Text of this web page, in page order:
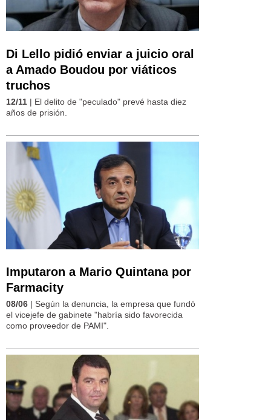
Di Lello pidió enviar a juicio oral
a Amado Boudou por viáticos
truchos
12/11 | El delito de "peculado" prevé hasta diez
años de prisión.
Imputaron a Mario Quintana por
Farmacity
08/06 | Según la denuncia, la empresa que fundó
el vicejefe de gabinete "habría sido favorecida
como proveedor de PAMI".